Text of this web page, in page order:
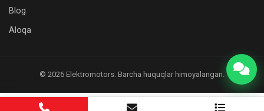
Blog
Aloqa
© 2026 Elektromotors. Barcha huquqlar himoyalangan.